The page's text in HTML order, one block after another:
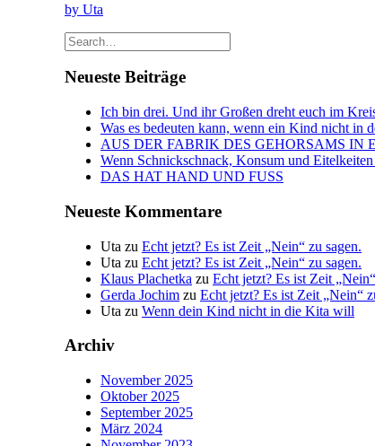
by Uta
Neueste Beiträge
Ich bin drei. Und ihr Großen dreht euch im
Was es bedeuten kann, wenn ein Kind nicht in
AUS DER FABRIK DES GEHORSAMS IN
Wenn Schnickschnack, Konsum und
DAS HAT HAND UND FUSS
Neueste Kommentare
Uta zu Echt jetzt? Es ist Zeit „Nein“ zu sagen.
Uta zu Echt jetzt? Es ist Zeit „Nein“ zu sagen.
Klaus Plachetka zu Echt jetzt? Es ist Zeit
Gerda Jochim zu Echt jetzt? Es ist Zeit „Nein“
Uta zu Wenn dein Kind nicht in die Kita will
Archiv
November 2025
Oktober 2025
September 2025
März 2024